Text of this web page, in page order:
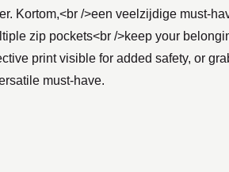
Kortom,<br />een veelzijdige must-
zip pockets<br />keep your
print visible for added safety, or
must-have.